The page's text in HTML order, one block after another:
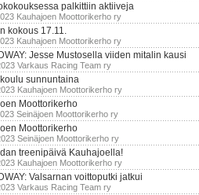
palkittiin aktiiveja
Kauhajoen Moottorikerho ry
kokous 17.11.
Kauhajoen Moottorikerho ry
Jesse Mustosella viiden mitalin kausi
Varkaus Racing Team ry
sunnuntaina
Kauhajoen Moottorikerho ry
Moottorikerho
Seinäjoen Moottorikerho ry
Moottorikerho
Seinäjoen Moottorikerho ry
treenipäivä Kauhajoella!
Kauhajoen Moottorikerho ry
Valsarnan voittoputki jatkui
Varkaus Racing Team ry